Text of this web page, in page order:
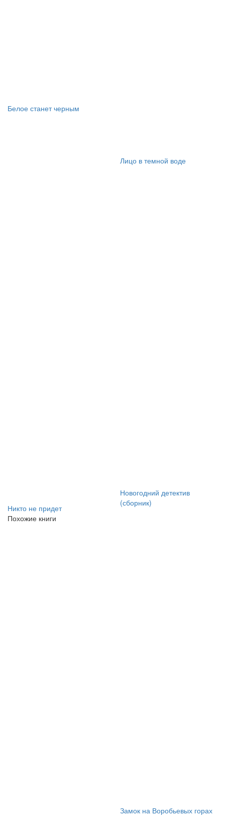
Белое станет черным
Лицо в темной воде
Никто не придет
Новогодний детектив
(сборник)
Похожие книги
Замок на Воробьевых горах